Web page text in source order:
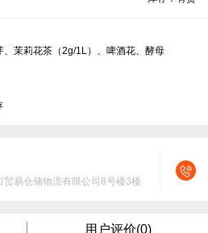
茉莉花茶（2g/1L）、啤酒花、酵母
易仓储物流有限公司8号楼3楼
用户评价(0)